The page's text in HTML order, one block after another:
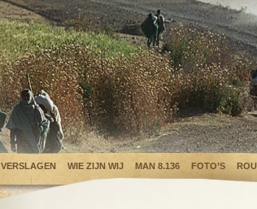
VERSLAGEN WIE ZIJN WIJ MAN 8.136 FOTO’S